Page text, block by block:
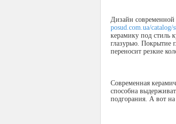
Дизайн современной
posud.com.ua/catalog/
керамику под стиль
глазурью. Покрытие
переносит резкие
Современная
способна
подгорания. А вот